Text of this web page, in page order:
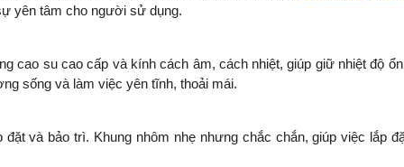
yên tâm cho người sử dụng.
cao su cao cấp và kính cách âm, cách nhiệt, giúp giữ nhiệt độ
sống và làm việc yên tĩnh, thoải mái.
và bảo trì. Khung nhôm nhẹ nhưng chắc chắn, giúp việc lắp